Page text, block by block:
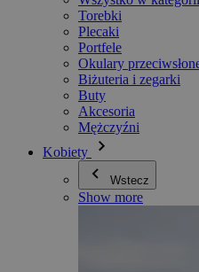
Torebki
Plecaki
Portfele
Okulary
Biżuteria i zegarki
Buty
Akcesoria
Mężczyźni
Kobiety
Wstecz
Show more